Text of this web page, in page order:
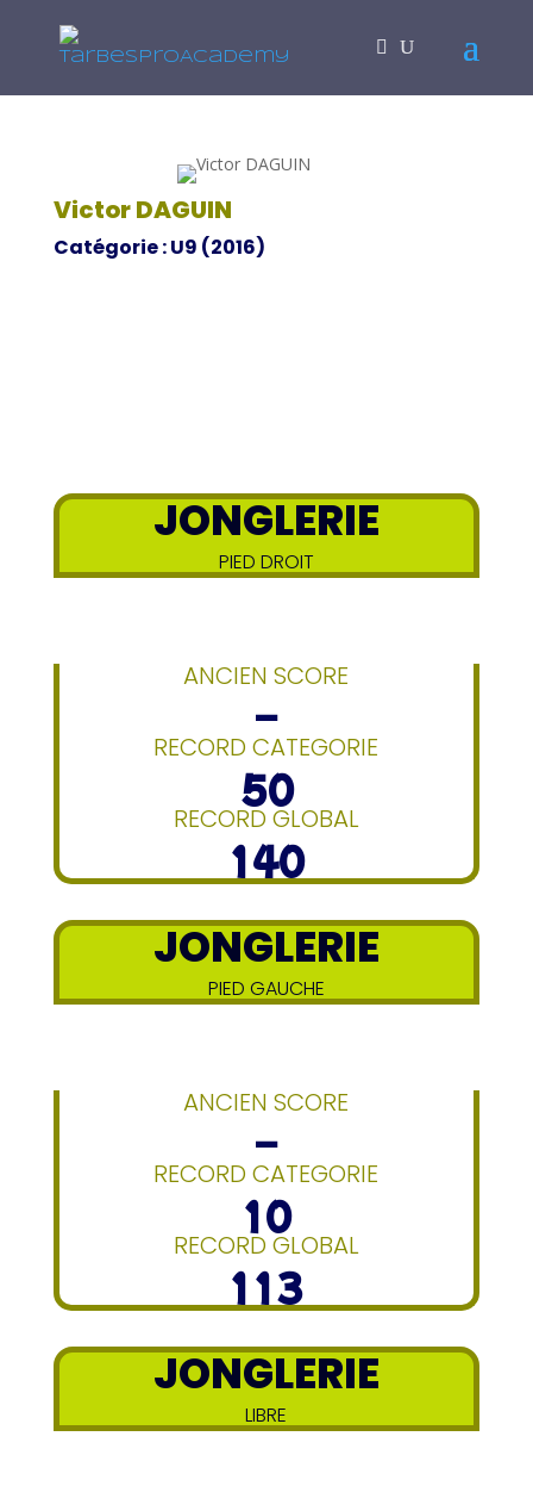
Victor DAGUIN
Catégorie : U9 (2016)
JONGLERIE
PIED DROIT
ANCIEN SCORE
–
RECORD CATEGORIE
50
RECORD GLOBAL
140
JONGLERIE
PIED GAUCHE
ANCIEN SCORE
–
RECORD CATEGORIE
10
RECORD GLOBAL
113
JONGLERIE
LIBRE